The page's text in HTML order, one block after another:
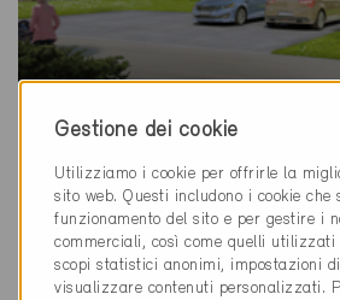
Minergie
Definitivo
Eschlikon 8360
Nuova costruzione, Abitazioni PF
TG-2607
Gestione dei cookie
Utilizziamo i cookie per offrirle la
sito web. Questi includono i cookie che
funzionamento del sito e per gestire i
commerciali, così come quelli utilizzati
scopi statistici anonimi, impostazioni
visualizzare contenuti personalizzati.